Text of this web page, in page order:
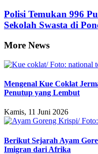
Polisi Temukan 996
Sekolah Swasta di
More News
Mengenal Kue Coklat
Penutup yang Lembut
Kamis, 11 Juni 2026
Berikut Sejarah Ayam
Imigran dari Afrika